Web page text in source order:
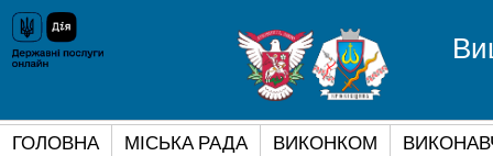
ГОЛОВНА МІСЬКА РАДА ВИКОНКОМ